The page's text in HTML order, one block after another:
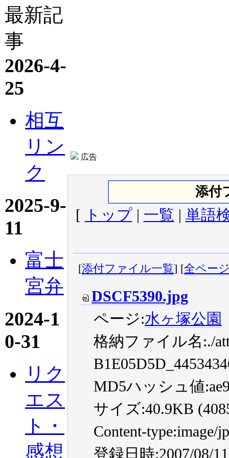
最新記
事
2026-4-
25
相互
リン
ク
2025-9-
11
富士
宮弁
2024-1
0-31
リク
エス
ト・
感想
広告
添付
[ トップ| 一覧 | 単語
[添付ファイル一覧] [全ペー
DSCF5390.jpg
ページ:水ヶ塚公園
格納ファイル名:./
MD5ハッシュ値
サイズ:40.9KB
Content-type:image/
登録日時:2007/08/